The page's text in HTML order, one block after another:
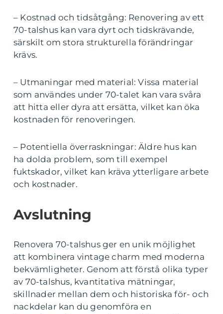
– Kostnad och tidsåtgång: Renovering av ett
70-talshus kan vara dyrt och tidskrävande,
särskilt om stora strukturella förändringar
krävs.
– Utmaningar med material: Vissa material
som användes under 70-talet kan vara svåra
att hitta eller dyra att ersätta, vilket kan öka
kostnaden för renoveringen.
– Potentiella överraskningar: Äldre hus kan
ha dolda problem, som till exempel
fuktskador, vilket kan kräva ytterligare arbete
och kostnader.
Avslutning
Renovera 70-talshus ger en unik möjlighet
att kombinera vintage charm med moderna
bekvämligheter. Genom att förstå olika typer
av 70-talshus, kvantitativa mätningar,
skillnader mellan dem och historiska för- och
nackdelar kan du genomföra en